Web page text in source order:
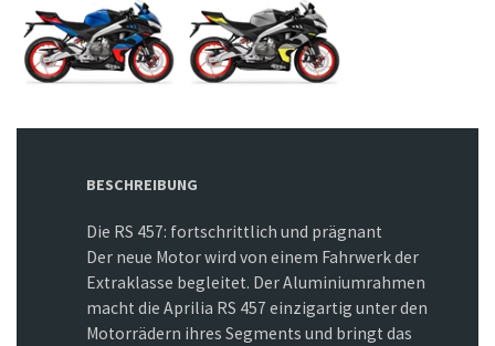
BESCHREIBUNG
Die RS 457: fortschrittlich und prägnant
Der neue Motor wird von einem Fahrwerk der
Extraklasse begleitet. Der Aluminiumrahmen
macht die Aprilia RS 457 einzigartig unter den
Motorrädern ihres Segments und bringt das